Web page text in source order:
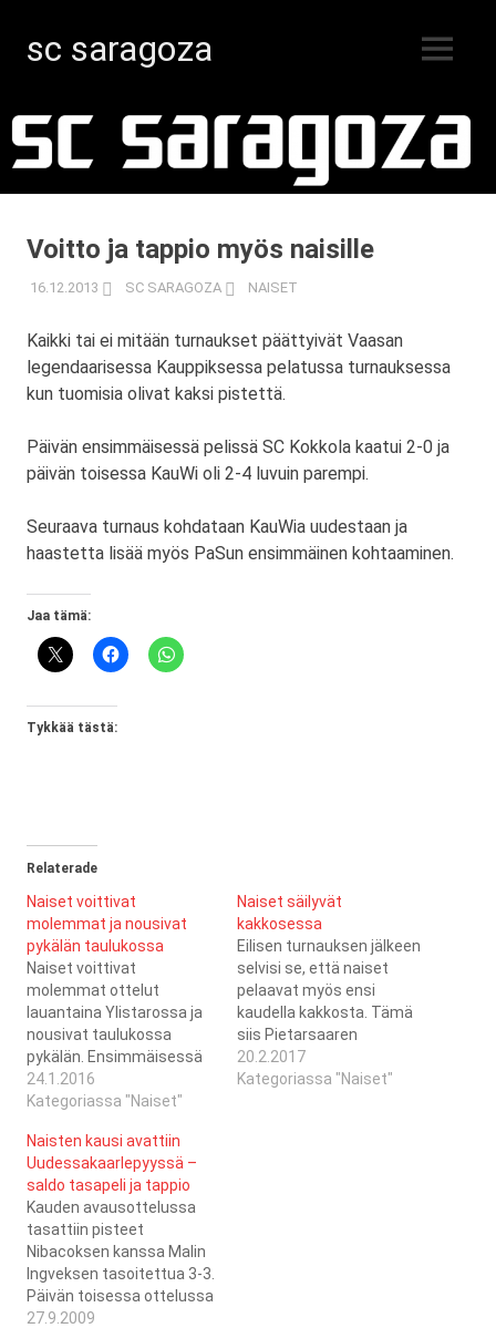
content
sc saragoza
vuodesta
1996
MENU
Voitto ja tappio myös naisille
16.12.2013 SC SARAGOZA NAISET
Kaikki tai ei mitään turnaukset päättyivät Vaasan
legendaarisessa Kauppiksessa pelatussa turnauksessa
kun tuomisia olivat kaksi pistettä.
Päivän ensimmäisessä pelissä SC Kokkola kaatui 2-0 ja
päivän toisessa KauWi oli 2-4 luvuin parempi.
Seuraava turnaus kohdataan KauWia uudestaan ja
haastetta lisää myös PaSun ensimmäinen kohtaaminen.
Jaa tämä:
Tykkää tästä:
Relaterade
Naiset voittivat
molemmat ja nousivat
pykälän taulukossa
Naiset voittivat
molemmat ottelut
lauantaina Ylistarossa ja
nousivat taulukossa
pykälän. Ensimmäisessä
ottelussa naiset voittivat
kotijoukkue FBC Remixin
ottelussa kaadettiin
sarjakärki KauWi 2-1
luvuin.Linkkejä
ottelupöytäkirjoihin
löytyy täältä ja täältä.
Taulukko, tulokset ja
tulevat ottelut
löydät liiton sivuilta.
24.1.2016
Kategoriassa "Naiset"
Naiset säilyvät
kakkosessa
Eilisen turnauksen jälkeen
selvisi se, että naiset
pelaavat myös ensi
kaudella kakkosta. Tämä
siis Pietarsaaren
Urheilutalolta
kotijoukkueelta Jeppis
20.2.2017
Kategoriassa "Naiset"
Naisten kausi avattiin
Uudessakaarlepyyssä –
saldo tasapeli ja tappio
Kauden avausottelussa
tasattiin pisteet
Nibacoksen kanssa Malin
Ingveksen tasoitettua 3-3.
Päivän toisessa ottelussa
KauWi oli parempi luvuin 0-
27.9.2009